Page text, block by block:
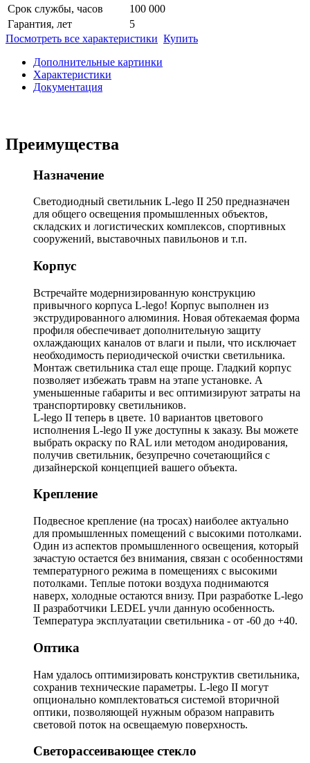
Срок службы, часов
100 000
Гарантия, лет
5
Посмотреть все характеристики Купить
Дополнительные картинки
Характеристики
Документация
Преимущества
Назначение
Светодиодный светильник L-lego II 250 предназначен
для общего освещения промышленных объектов,
складских и логистических комплексов, спортивных
сооружений, выставочных павильонов и т.п.
Корпус
Встречайте модернизированную конструкцию
привычного корпуса L-lego! Корпус выполнен из
экструдированного алюминия. Новая обтекаемая форма
профиля обеспечивает дополнительную защиту
охлаждающих каналов от влаги и пыли, что исключает
необходимость периодической очистки светильника.
Монтаж светильника стал еще проще. Гладкий корпус
позволяет избежать травм на этапе установке. А
уменьшенные габариты и вес оптимизируют затраты на
транспортировку светильников.
L-lego II теперь в цвете. 10 вариантов цветового
исполнения L-lego II уже доступны к заказу. Вы можете
выбрать окраску по RAL или методом анодирования,
получив светильник, безупречно сочетающийся с
дизайнерской концепцией вашего объекта.
Крепление
Подвесное крепление (на тросах) наиболее актуально
для промышленных помещений с высокими потолками.
Один из аспектов промышленного освещения, который
зачастую остается без внимания, связан с особенностями
температурного режима в помещениях с высокими
потолками. Теплые потоки воздуха поднимаются
наверх, холодные остаются внизу. При разработке L-lego
II разработчики LEDEL учли данную особенность.
Температура эксплуатации светильника - от -60 до +40.
Оптика
Нам удалось оптимизировать конструктив светильника,
сохранив технические параметры. L-lego II могут
опционально комплектоваться системой вторичной
оптики, позволяющей нужным образом направить
световой поток на освещаемую поверхность.
Светорассеивающее стекло